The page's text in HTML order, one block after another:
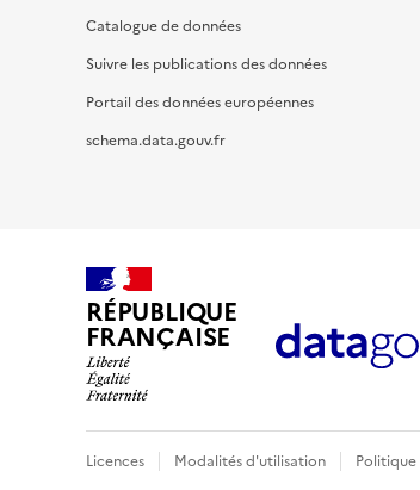
Catalogue de données
Suivre les publications des données
Portail des données européennes
schema.data.gouv.fr
RÉPUBLIQUE
FRANÇAISE
Licences Modalités d'utilisation